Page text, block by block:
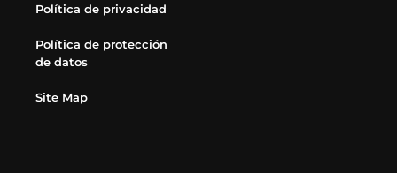
Política de privacidad
Política de protección
de datos
Site Map